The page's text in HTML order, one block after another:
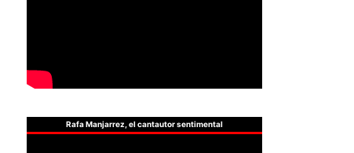
Rafa Manjarrez, el cantautor sentimental